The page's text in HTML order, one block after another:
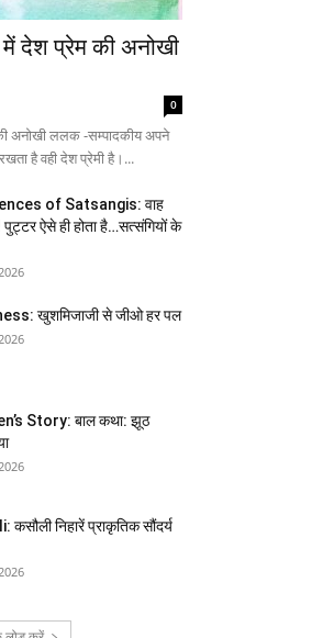
में देश प्रेम की अनोखी
0
अनोखी ललक -सम्पादकीय अपने
है वही देश प्रेमी है।...
of Satsangis: वाह
पुट्टर ऐसे ही होता है…सत्संगियों के
खुशमिजाजी से जीओ हर पल
Story: बाल कथा: झूठ
कसौली निहारें प्राकृतिक सौंदर्य